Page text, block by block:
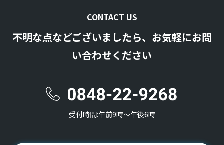
CONTACT US
不明な点などございましたら、お気軽にお問
い合わせください
受付時間:午前9時〜午後6時